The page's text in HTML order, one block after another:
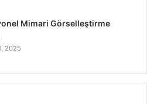
Mimari Görselleştirme
2025